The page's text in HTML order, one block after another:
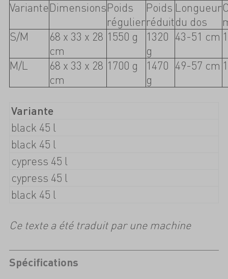
VarianteDimensionsPoids
régulier
Poids
réduit
Longueur
du dos
S/M
68 x 33 x 28
cm
1550 g
1320
g
43-51 cm
M/L
68 x 33 x 28
cm
1700 g
1470
g
49-57 cm
Variante
black 45 l
black 45 l
cypress 45 l
cypress 45 l
black 45 l
Ce texte a été traduit par une machine
Spécifications